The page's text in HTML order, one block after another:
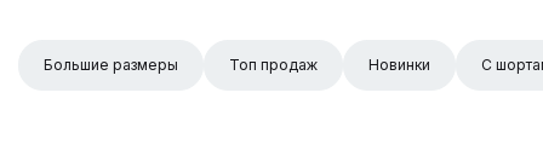
Большие размеры Топ продаж Новинки С